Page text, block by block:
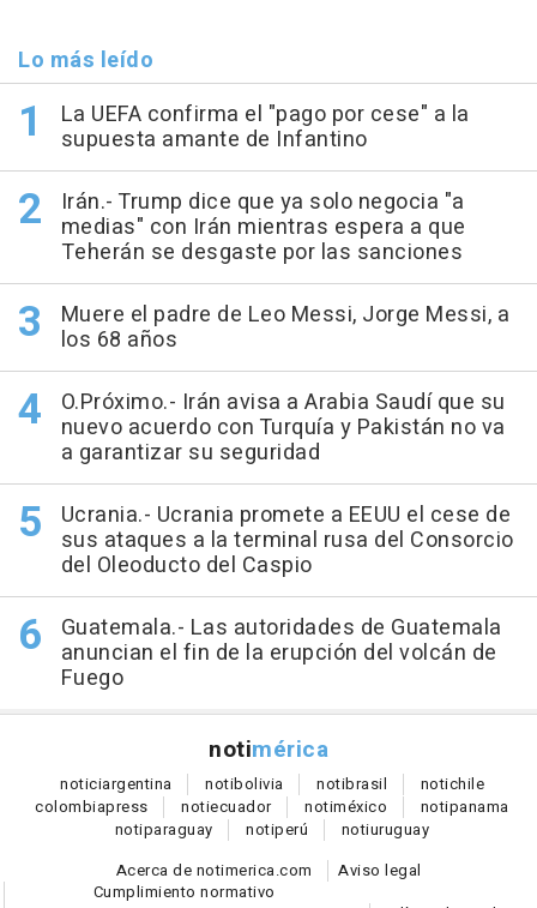
Lo más leído
La UEFA confirma el "pago por cese" a la
supuesta amante de Infantino
Irán.- Trump dice que ya solo negocia "a
medias" con Irán mientras espera a que
Teherán se desgaste por las sanciones
Muere el padre de Leo Messi, Jorge Messi, a
los 68 años
O.Próximo.- Irán avisa a Arabia Saudí que su
nuevo acuerdo con Turquía y Pakistán no va
a garantizar su seguridad
Ucrania.- Ucrania promete a EEUU el cese de
sus ataques a la terminal rusa del Consorcio
del Oleoducto del Caspio
Guatemala.- Las autoridades de Guatemala
anuncian el fin de la erupción del volcán de
Fuego
notimérica
noticiargentina notibolivia notibrasil notichile
colombiapress notiecuador notiméxico notipanama
notiparaguay notiperú notiuruguay
Acerca de notimerica.com
Aviso legal
Cumplimiento normativo